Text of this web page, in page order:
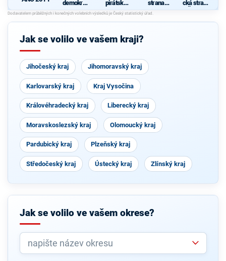
demokrati
cká strana
pirátská
strana
strana
sociálně
demokrati
cká
cká strana
Čech a
Jak se volilo ve vašem kraji?
Jihočeský kraj Jihomoravský kraj
Karlovarský kraj Kraj Vysočina
Královéhradecký kraj Liberecký kraj
Moravskoslezský kraj Olomoucký kraj
Pardubický kraj Plzeňský kraj
Středočeský kraj Ústecký kraj Zlínský kraj
Jak se volilo ve vašem okrese?